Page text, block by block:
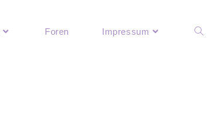
Foren Impressum